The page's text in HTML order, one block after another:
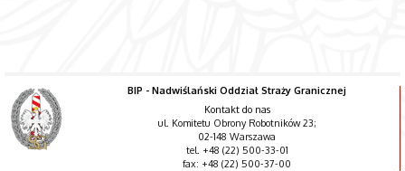
BIP - Nadwiślański Oddział Straży Granicznej
Kontakt do nas
ul. Komitetu Obrony Robotników 23;
02-148 Warszawa
tel. +48 (22) 500-33-01
fax: +48 (22) 500-37-00